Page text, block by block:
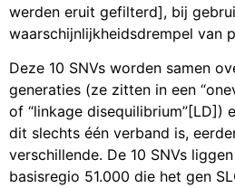
werden eruit gefilterd], bij
waarschijnlijkheidsdrempel van
Deze 10 SNVs worden samen
generaties (ze zitten in een
of “linkage disequilibrium”[LD])
dit slechts één verband is,
verschillende. De 10 SNVs
basisregio 51.000 die het gen